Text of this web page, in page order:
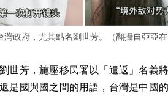
政府，尤其點名劉世芳。（翻攝自亞亞在
世芳，施壓移民署以「遣返」名義
是國與國之間的用語，台灣是中國